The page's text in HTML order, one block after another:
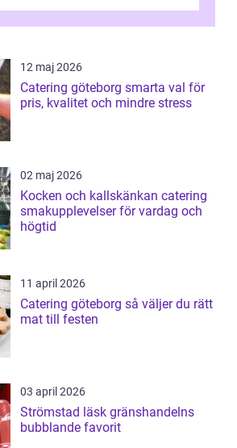
12 maj 2026
Catering göteborg smarta val för
pris, kvalitet och mindre stress
02 maj 2026
Kocken och kallskänkan catering
smakupplevelser för vardag och
högtid
11 april 2026
Catering göteborg så väljer du rätt
mat till festen
03 april 2026
Strömstad läsk gränshandelns
bubblande favorit